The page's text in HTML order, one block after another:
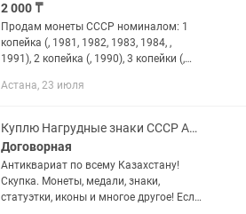
2 000 ₸
Продам монеты СССР номиналом: 1
копейка (, 1981, 1982, 1983, 1984, ,
1991), 2 копейка (, 1990), 3 копейки (,
(), 10 копеек (, 1982, 1983, 1984, 1986,
Астана, 23 июля
Куплю Нагрудные знаки СССР Антиквариат Скупка Монет Скупка анттквариата
Договорная
Антиквариат по всему Казахстану!
Скупка. Монеты, медали, знаки,
статуэтки, иконы и многое другое! Если